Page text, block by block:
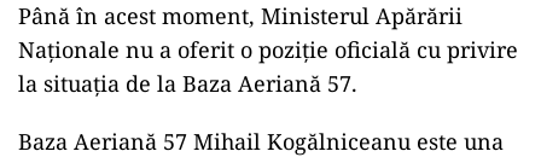
Până în acest moment, Ministerul Apărării
Naționale nu a oferit o poziție oficială cu privire
la situația de la Baza Aeriană 57.
Baza Aeriană 57 Mihail Kogălniceanu este una